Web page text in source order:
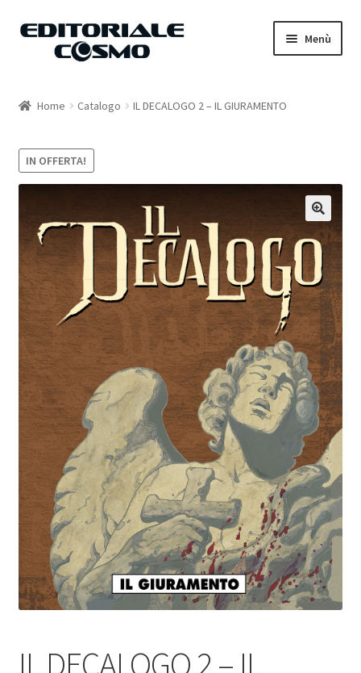
Vai
Vai
Menù
Carrello
Home Catalogo IL DECALOGO 2 – IL GIURAMENTO
IN OFFERTA!
IL DECALOGO 2 – IL